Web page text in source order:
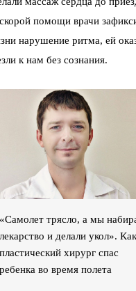
помощи врачи
нарушение ритма, ей
к нам без сознания.
«Самолет трясло, а мы
лекарство и делали укол». Как
пластический хирург спас
ребенка во время полета